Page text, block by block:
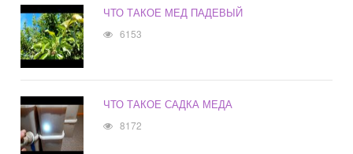
ЧТО ТАКОЕ МЕД ПАДЕВЫЙ
6153
ЧТО ТАКОЕ САДКА МЕДА
8172